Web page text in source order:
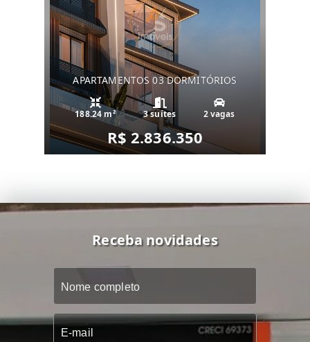
APARTAMENTOS 03 DORMITÓRIOS
188.24 m² 3 suítes 2 vagas
R$ 2.836.350
Receba novidades